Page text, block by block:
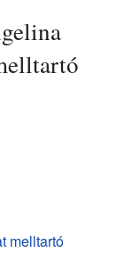
melltartó